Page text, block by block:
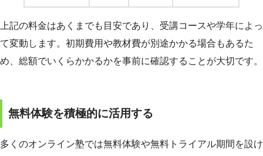
上記の料金はあくまでも目安であり、受講コースや学年によっ
て変動します。初期費用や教材費が別途かかる場合もあるた
め、総額でいくらかかるかを事前に確認することが大切です。
無料体験を積極的に活用する
多くのオンライン塾では無料体験や無料トライアル期間を設け